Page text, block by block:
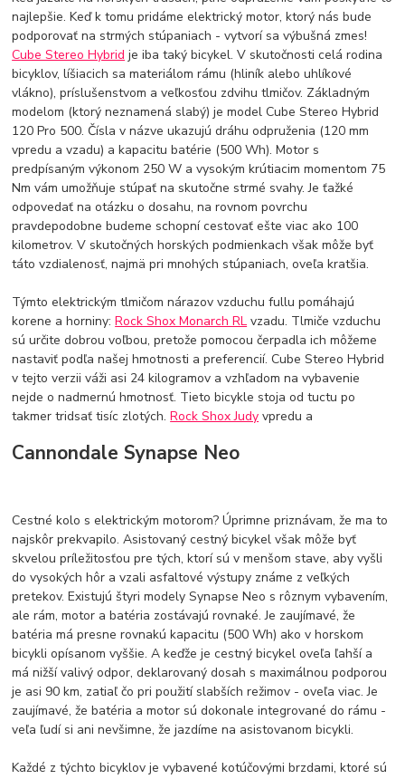
najlepšie. Keď k tomu pridáme elektrický motor, ktorý nás bude
podporovať na strmých stúpaniach - vytvorí sa výbušná zmes!
Cube Stereo Hybrid je iba taký bicykel. V skutočnosti celá rodina
bicyklov, líšiacich sa materiálom rámu (hliník alebo uhlíkové
vlákno), príslušenstvom a veľkosťou zdvihu tlmičov. Základným
modelom (ktorý neznamená slabý) je model Cube Stereo Hybrid
120 Pro 500. Čísla v názve ukazujú dráhu odpruženia (120 mm
vpredu a vzadu) a kapacitu batérie (500 Wh). Motor s
predpísaným výkonom 250 W a vysokým krútiacim momentom 75
Nm vám umožňuje stúpať na skutočne strmé svahy. Je ťažké
odpovedať na otázku o dosahu, na rovnom povrchu
pravdepodobne budeme schopní cestovať ešte viac ako 100
kilometrov. V skutočných horských podmienkach však môže byť
táto vzdialenosť, najmä pri mnohých stúpaniach, oveľa kratšia.
Týmto elektrickým tlmičom nárazov vzduchu fullu pomáhajú
korene a horniny:Rock Shox Monarch RL vzadu. Tlmiče vzduchu
sú určite dobrou voľbou, pretože pomocou čerpadla ich môžeme
nastaviť podľa našej hmotnosti a preferencií. Cube Stereo Hybrid
v tejto verzii váži asi 24 kilogramov a vzhľadom na vybavenie
nejde o nadmernú hmotnosť. Tieto bicykle stoja od tuctu po
takmer tridsať tisíc zlotých.Rock Shox Judy vpredu a
Cannondale Synapse Neo
Cestné kolo s elektrickým motorom? Úprimne priznávam, že ma to
najskôr prekvapilo. Asistovaný cestný bicykel však môže byť
skvelou príležitosťou pre tých, ktorí sú v menšom stave, aby vyšli
do vysokých hôr a vzali asfaltové výstupy známe z veľkých
pretekov. Existujú štyri modely Synapse Neo s rôznym vybavením,
ale rám, motor a batéria zostávajú rovnaké. Je zaujímavé, že
batéria má presne rovnakú kapacitu (500 Wh) ako v horskom
bicykli opísanom vyššie. A keďže je cestný bicykel oveľa ľahší a
má nižší valivý odpor, deklarovaný dosah s maximálnou podporou
je asi 90 km, zatiaľ čo pri použití slabších režimov - oveľa viac. Je
zaujímavé, že batéria a motor sú dokonale integrované do rámu -
veľa ľudí si ani nevšimne, že jazdíme na asistovanom bicykli.
Každé z týchto bicyklov je vybavené kotúčovými brzdami, ktoré sú